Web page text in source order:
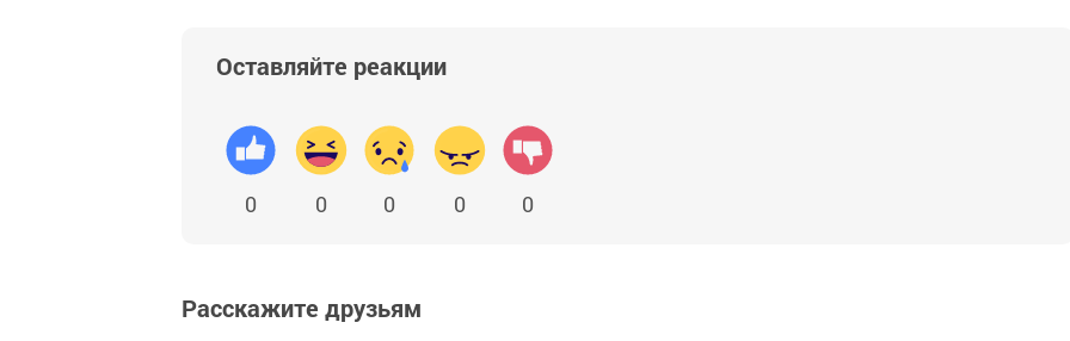
Оставляйте реакции
0 0 0 0 0
Расскажите друзьям